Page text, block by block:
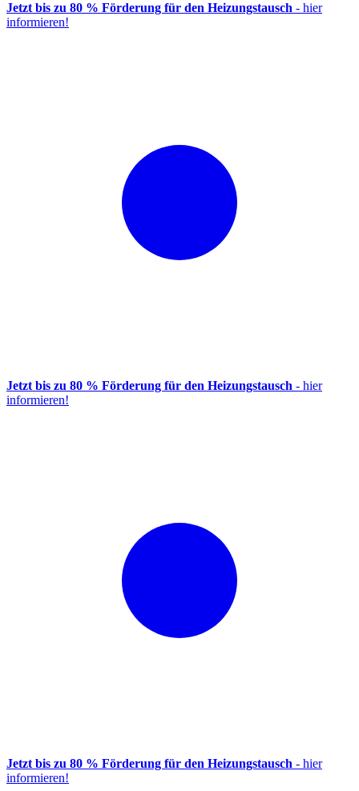
Jetzt bis zu 80 % Förderung für den Heizungstausch - hier
informieren!
Jetzt bis zu 80 % Förderung für den Heizungstausch - hier
informieren!
Jetzt bis zu 80 % Förderung für den Heizungstausch - hier
informieren!